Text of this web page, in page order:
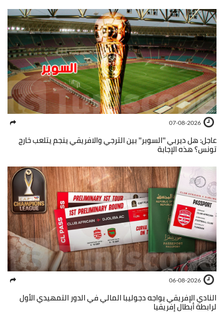
07-08-2026
عاجل: هل ديربي ''السوبر'' بين الترجي والافريقي ينجم يتلعب خارج
تونس؟ هذه الإجابة
06-08-2026
النادي الإفريقي يواجه دجوليبا المالي في الدور التمهيدي الأول
لرابطة أبطال إفريقيا